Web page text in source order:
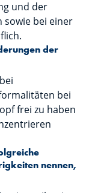
und der
sowie bei einer
der
bei
frei zu haben
nennen,